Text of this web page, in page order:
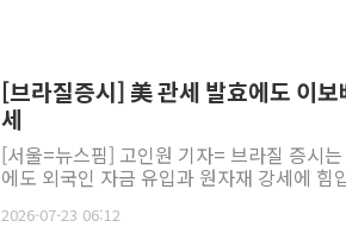
[브라질증시] 美 관세 발효에도 이
세
[서울=뉴스핌] 고인원 기자= 브라질 증시
에도 외국인 자금 유입과 원자재 강세에
2026-07-23 06:12